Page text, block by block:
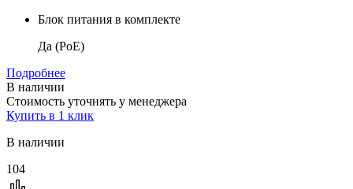
Блок питания в комплекте
Да (PoE)
Подробнее
В наличии
Стоимость уточнять у менеджера
Купить в 1 клик
В наличии
104